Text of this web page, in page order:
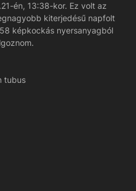
én, 13:38-kor. Ez volt az
kiterjedésű napfolt
képkockás nyersanyagból
tubus